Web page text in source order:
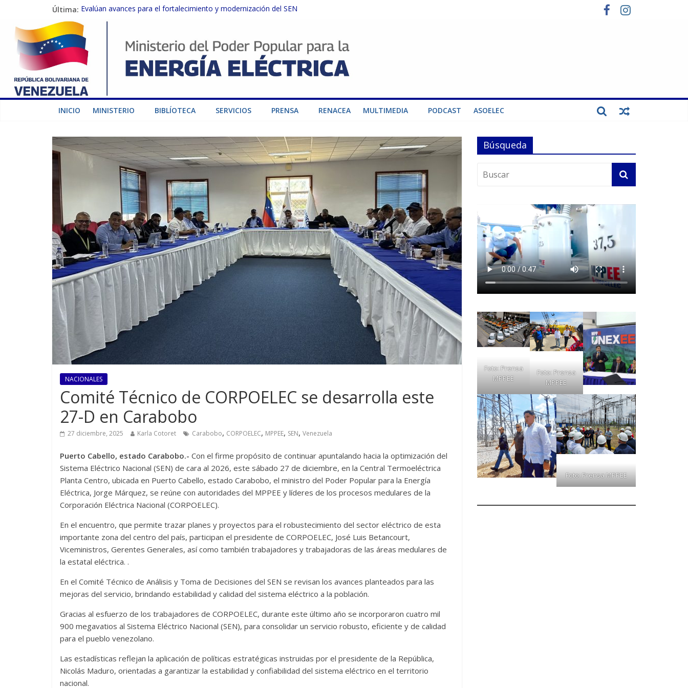
Última: Evalúan avances para el fortalecimiento y modernización del SEN
Inspeccionan trabajos de rehabilitación en instalaciones del SEN en Carabobo
Gobierno Nacional activa plan preventivo para fortalecer el SEN ante el fenómeno de El Niño
Termocarabobo recupera el 50% de su capacidad de generación para fortalecer el SEN
Condecoran a trabajadores del sector eléctrico por su heroica labor tras el doble sismo del 24-J
INICIO MINISTERIO BIBLÍOTECA SERVICIOS PRENSA RENACEA MULTIMEDIA PODCAST ASOELEC
NACIONALES
Comité Técnico de CORPOELEC se desarrolla este
27-D en Carabobo
27 diciembre, 2025 Karla Cotoret Carabobo, CORPOELEC, MPPEE, SEN, Venezuela
Puerto Cabello, estado Carabobo.- Con el firme propósito de continuar apuntalando hacia la optimización del
Sistema Eléctrico Nacional (SEN) de cara al 2026, este sábado 27 de diciembre, en la Central Termoeléctrica
Planta Centro, ubicada en Puerto Cabello, estado Carabobo, el ministro del Poder Popular para la Energía
Eléctrica, Jorge Márquez, se reúne con autoridades del MPPEE y líderes de los procesos medulares de la
Corporación Eléctrica Nacional (CORPOELEC).
En el encuentro, que permite trazar planes y proyectos para el robustecimiento del sector eléctrico de esta
importante zona del centro del país, participan el presidente de CORPOELEC, José Luis Betancourt,
Viceministros, Gerentes Generales, así como también trabajadores y trabajadoras de las áreas medulares de
la estatal eléctrica. .
En el Comité Técnico de Análisis y Toma de Decisiones del SEN se revisan los avances planteados para las
mejoras del servicio, brindando estabilidad y calidad del sistema eléctrico a la población.
Gracias al esfuerzo de los trabajadores de CORPOELEC, durante este último año se incorporaron cuatro mil
900 megavatios al Sistema Eléctrico Nacional (SEN), para consolidar un servicio robusto, eficiente y de calidad
para el pueblo venezolano.
Las estadísticas reflejan la aplicación de políticas estratégicas instruidas por el presidente de la República,
Nicolás Maduro, orientadas a garantizar la estabilidad y confiabilidad del sistema eléctrico en el territorio
nacional.
Búsqueda
Foto: Prensa
MPPEE
Foto: Prensa
MPPEE
Foto: Prensa MPPEE